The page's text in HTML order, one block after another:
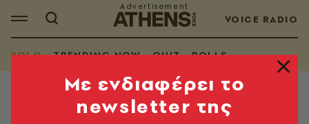
VOICE RADIO
YOLO TRENDING NOW QUIZ POLLS
Mε ενδιαφέρει το
newsletter της